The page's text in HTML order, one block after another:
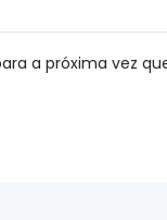
a próxima vez